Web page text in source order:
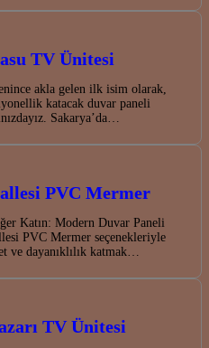
TV Ünitesi
akla gelen ilk isim olarak,
katacak duvar paneli
Sakarya’da…
PVC Mermer
Katın: Modern Duvar Paneli
PVC Mermer seçenekleriyle
ve dayanıklılık katmak…
TV Ünitesi